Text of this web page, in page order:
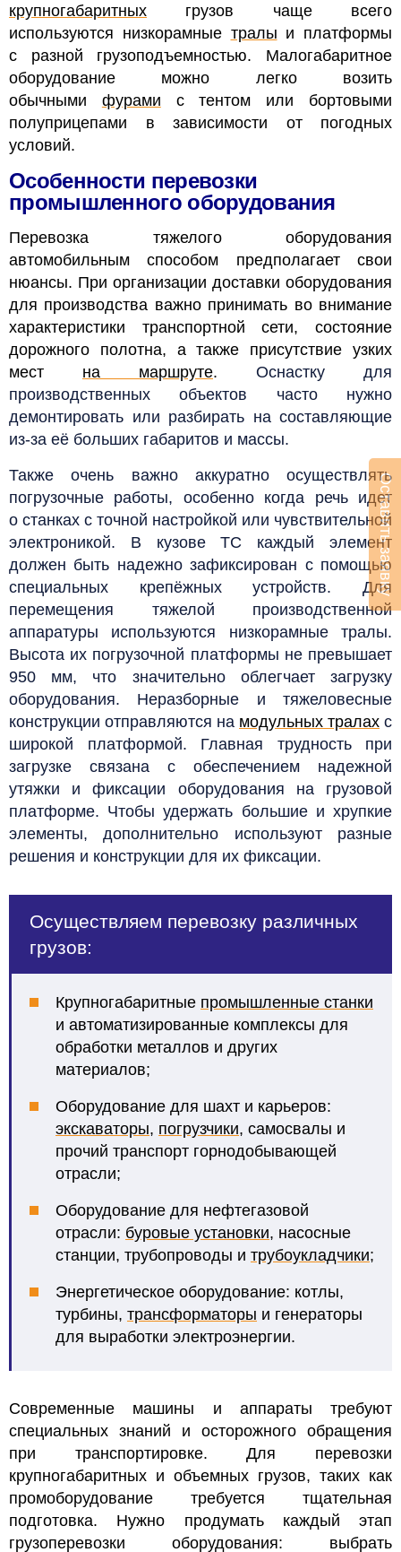
крупногабаритных грузов чаще всего
используются низкорамные тралы и платформы
с разной грузоподъемностью. Малогабаритное
оборудование можно легко возить
обычными фурами с тентом или бортовыми
полуприцепами в зависимости от погодных
условий.
Особенности перевозки
промышленного оборудования
Перевозка тяжелого оборудования
автомобильным способом предполагает свои
нюансы. При организации доставки оборудования
для производства важно принимать во внимание
характеристики транспортной сети, состояние
дорожного полотна, а также присутствие узких
мест на маршруте. Оснастку для
производственных объектов часто нужно
демонтировать или разбирать на составляющие
из-за её больших габаритов и массы.
Также очень важно аккуратно осуществлять
погрузочные работы, особенно когда речь идет
о станках с точной настройкой или чувствительной
электроникой. В кузове ТС каждый элемент
должен быть надежно зафиксирован с помощью
специальных крепёжных устройств. Для
перемещения тяжелой производственной
аппаратуры используются низкорамные тралы.
Высота их погрузочной платформы не превышает
950 мм, что значительно облегчает загрузку
оборудования. Неразборные и тяжеловесные
конструкции отправляются на модульных тралах с
широкой платформой. Главная трудность при
загрузке связана с обеспечением надежной
утяжки и фиксации оборудования на грузовой
платформе. Чтобы удержать большие и хрупкие
элементы, дополнительно используют разные
решения и конструкции для их фиксации.
Осуществляем перевозку различных
грузов:
Крупногабаритные промышленные станки
и автоматизированные комплексы для
обработки металлов и других
материалов;
Оборудование для шахт и карьеров:
экскаваторы, погрузчики, самосвалы и
прочий транспорт горнодобывающей
отрасли;
Оборудование для нефтегазовой
отрасли: буровые установки, насосные
станции, трубопроводы и трубоукладчики;
Энергетическое оборудование: котлы,
турбины, трансформаторы и генераторы
для выработки электроэнергии.
Современные машины и аппараты требуют
специальных знаний и осторожного обращения
при транспортировке. Для перевозки
крупногабаритных и объемных грузов, таких как
промоборудование требуется тщательная
подготовка. Нужно продумать каждый этап
грузоперевозки оборудования: выбрать
Оставить заявку